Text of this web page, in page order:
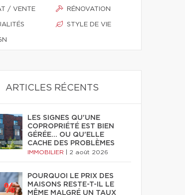
/ VENTE RÉNOVATION
STYLE DE VIE
ARTICLES RÉCENTS
LES SIGNES QU'UNE
COPROPRIÉTÉ EST BIEN
GÉRÉE… OU QU'ELLE
CACHE DES PROBLÈMES
IMMOBILIER 2 août 2026
POURQUOI LE PRIX DES
MAISONS RESTE-T-IL LE
MÊME MALGRÉ UN TAUX